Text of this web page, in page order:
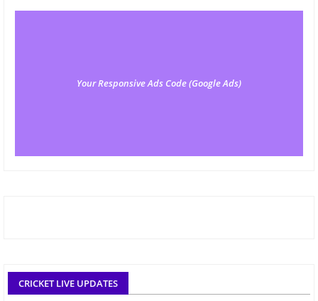
Your Responsive Ads Code (Google Ads)
CRICKET LIVE UPDATES